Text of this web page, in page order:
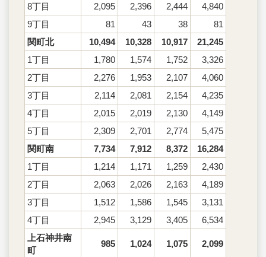
8丁目
2,095 2,396 2,444
4,840
9丁目
81 43 38
81
関町北
10,494 10,328 10,917
21,245
1丁目
1,780 1,574 1,752
3,326
2丁目
2,276 1,953 2,107
4,060
3丁目
2,114 2,081 2,154
4,235
4丁目
2,015 2,019 2,130
4,149
5丁目
2,309 2,701 2,774
5,475
関町南
7,734 7,912 8,372
16,284
1丁目
1,214 1,171 1,259
2,430
2丁目
2,063 2,026 2,163
4,189
3丁目
1,512 1,586 1,545
3,131
4丁目
2,945 3,129 3,405
6,534
上石神井南
町
985 1,024 1,075 2,099